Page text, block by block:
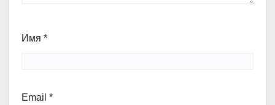
Имя *
Email *